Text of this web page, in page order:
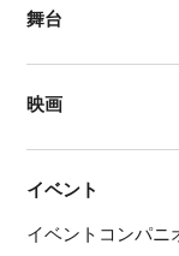
舞台
映画
イベント
イベントコンパニ